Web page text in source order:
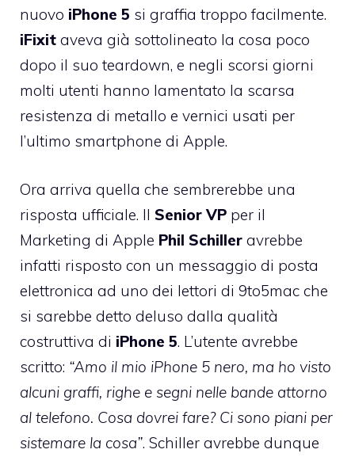
nuovo iPhone 5 si graffia troppo facilmente.
iFixit aveva già sottolineato la cosa poco
dopo il suo teardown, e negli scorsi giorni
molti utenti hanno lamentato la scarsa
resistenza di metallo e vernici usati per
l’ultimo smartphone di Apple.
Ora arriva quella che sembrerebbe una
risposta ufficiale. Il Senior VP per il
Marketing di Apple Phil Schiller avrebbe
infatti risposto con un messaggio di posta
elettronica ad uno dei lettori di 9to5mac che
si sarebbe detto deluso dalla qualità
costruttiva di iPhone 5. L’utente avrebbe
scritto: “Amo il mio iPhone 5 nero, ma ho visto
alcuni graffi, righe e segni nelle bande attorno
al telefono. Cosa dovrei fare? Ci sono piani per
sistemare la cosa”. Schiller avrebbe dunque